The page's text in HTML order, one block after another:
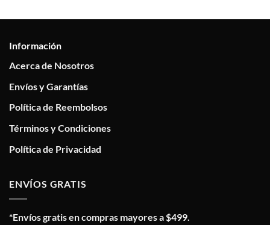
Información
Acerca de Nosotros
Envíos y Garantías
Política de Reembolsos
Términos y Condiciones
Política de Privacidad
ENVÍOS GRATIS
*Envíos gratis en compras mayores a $499.